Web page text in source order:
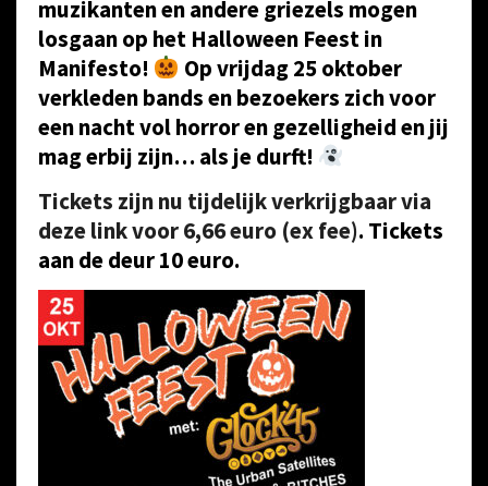
muzikanten en andere griezels mogen
losgaan op het Halloween Feest in
Manifesto!
Op vrijdag 25 oktober
verkleden bands en bezoekers zich voor
een nacht vol horror en gezelligheid en jij
mag erbij zijn… als je durft!
Tickets zijn nu tijdelijk verkrijgbaar via
deze link voor 6,66 euro (ex fee). Tickets
aan de deur 10 euro.